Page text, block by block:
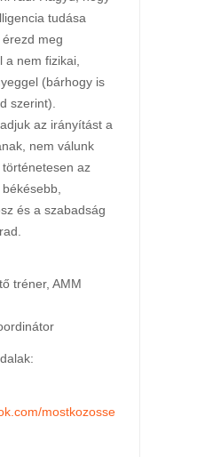
tudása
meg
a nem fizikai,
(bárhogy is
szerint).
az irányítást a
nem válunk
az
és a szabadság
tréner, AMM
mostkozosse